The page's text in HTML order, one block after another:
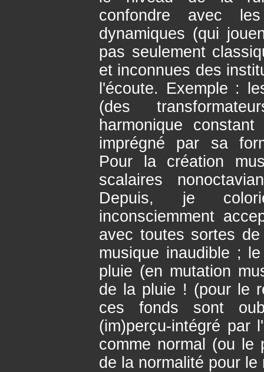
confondre avec
dynamiques (qui
pas seulement
et inconnues des
l'écoute. Exemple :
(des
harmonique
imprégné par sa
Pour la création
scalaires
Depuis, je
inconsciemment
avec toutes sortes
musique inaudible ;
pluie (en mutation
de la pluie ! (pour le
ces fonds sont
(im)perçu-intégré par
comme normal (ou le
de la normalité pour